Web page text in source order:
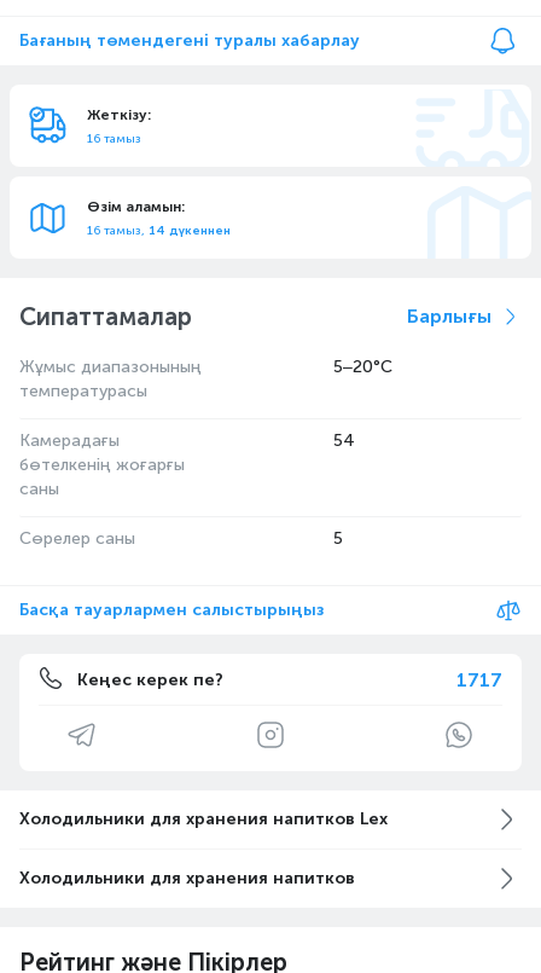
Бағаның төмендегені туралы хабарлау
Жеткізу:
16 тамыз
Өзім аламын:
16 тамыз, 14 дүкеннен
Сипаттамалар Барлығы
Жұмыс диапазонының
температурасы
5–20°С
Камерадағы
бөтелкенің жоғарғы
саны
54
Сөрелер саны 5
Басқа тауарлармен салыстырыңыз
Кеңес керек пе? 1717
Холодильники для хранения напитков Lex
Холодильники для хранения напитков
Рейтинг және Пікірлер